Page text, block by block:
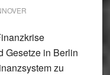
Gesetze in Berlin
zu